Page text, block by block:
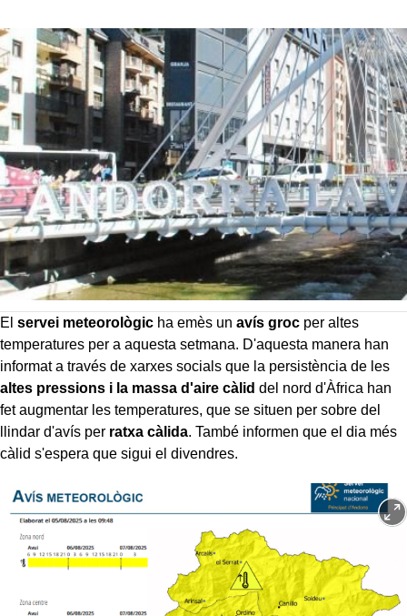
El servei meteorològic ha emès un avís groc per altes
temperatures per a aquesta setmana. D'aquesta manera han
informat a través de xarxes socials que la persistència de les
altes pressions i la massa d'aire càlid del nord d'Àfrica han
fet augmentar les temperatures, que se situen per sobre del
llindar d'avís per ratxa càlida. També informen que el dia més
càlid s'espera que sigui el divendres.